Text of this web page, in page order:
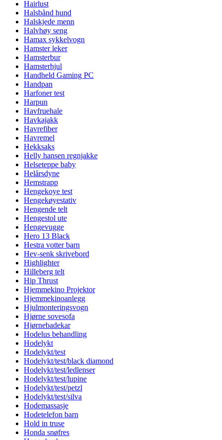
Hairlust
Halsbånd hund
Halskjede menn
Halvhøy seng
Hamax sykkelvogn
Hamster leker
Hamsterbur
Hamsterhjul
Handheld Gaming PC
Handpan
Harfoner test
Harpun
Havfruehale
Havkajakk
Havrefiber
Havremel
Hekksaks
Helly hansen regnjakke
Helseteppe baby
Helårsdyne
Hemstrapp
Hengekoye test
Hengekøyestativ
Hengende telt
Hengestol ute
Hengevugge
Hero 13 Black
Hestra votter barn
Hev-senk skrivebord
Highlighter
Hilleberg telt
Hip Thrust
Hjemmekino Projektor
Hjemmekinoanlegg
Hjulmonteringsvogn
Hjørne sovesofa
Hjørnebadekar
Hodelus behandling
Hodelykt
Hodelykt/test
Hodelykt/test/black diamond
Hodelykt/test/ledlenser
Hodelykt/test/lupine
Hodelykt/test/petzl
Hodelykt/test/silva
Hodemassasje
Hodetelefon barn
Hold in truse
Honda snøfres